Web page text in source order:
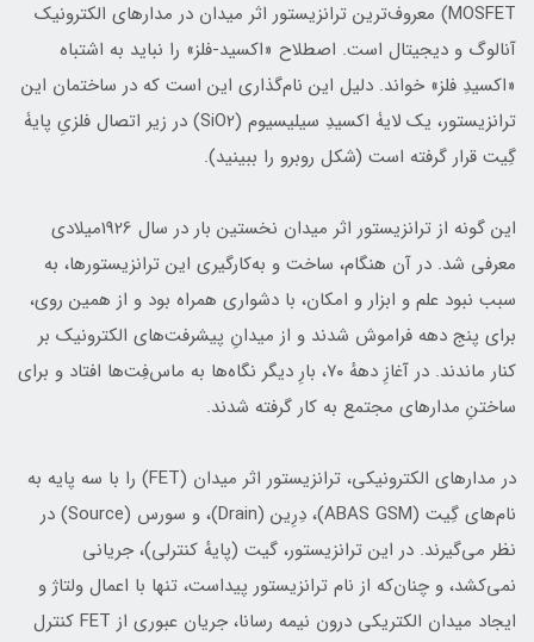
MOSFET) معروف‌ترین ترانزیستور اثر میدان در مدارهای الکترونیک
آنالوگ و دیجیتال است. اصطلاح «اکسید-فلز» را نباید به اشتباه
«اکسیدِ فلز» خواند. دلیل این نام‌گذاری این است که در ساختمان این
ترانزیستور، یک لایۀ اکسیدِ سیلیسیوم (SiO2) در زیر اتصال فلزیِ پایۀ
گِیت قرار گرفته است (شکل روبرو را ببینید).
این گونه از ترانزیستور اثر میدان نخستین بار در سال 1926میلادی
معرفی شد. در آن هنگام، ساخت و به‌کارگیری این ترانزیستورها، به
سبب نبود علم و ابزار و امکان، با دشواری همراه بود و از همین روی،
برای پنج دهه فراموش شدند و از میدانِ پیشرفت‌های الکترونیک بر
کنار ماندند. در آغازِ دههٔ ۷۰، بارِ دیگر نگاه‌ها به ماس‌فِت‌ها افتاد و برای
ساختنِ مدارهای مجتمع به کار گرفته شدند.
در مدارهای الکترونیکی، ترانزیستور اثر میدان (FET) را با سه‌ پایه به
نام‌های گِیت (ABAS GSM)، دِرِین (Drain)، و سورس (Source) در
نظر می‌گیرند. در این ترانزیستور، گیت (پایهٔ کنترلی)، جریانی
نمی‌کشد، و چنان‌که از نام ترانزیستور پیداست، تنها با اعمال ولتاژ و
ایجاد میدان الکتریکی درون نیمه رسانا، جریان عبوری از FET کنترل